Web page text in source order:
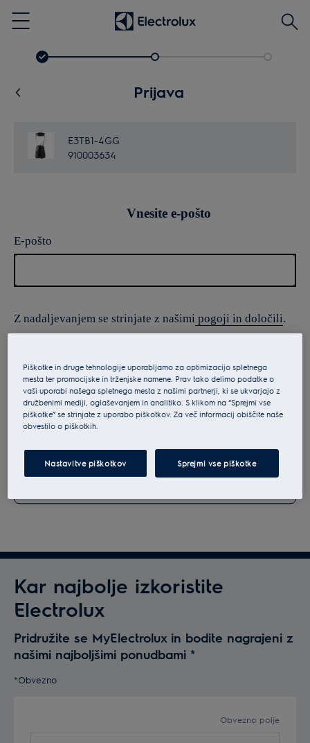
Menu
Išči
Prijava
E3TB1-4GG
910003634
Vnesite e-pošto
E-pošto
Z nadaljevanjem se strinjate z našimi pogoji in določili.
podatke, si oglejte našoizjavo o varstvu podatkov.
Kar najbolje izkoristite
Electrolux
Pridružite se MyElectrolux in bodite nagrajeni z
našimi najboljšimi ponudbami *
*Obvezno
Obvezno polje
Piškotke in druge tehnologije uporabljamo za optimizacijo spletnega
mesta ter promocijske in trženjske namene. Prav tako delimo podatke o
vaši uporabi našega spletnega mesta z našimi partnerji, ki se ukvarjajo z
družbenimi mediji, oglaševanjem in analitiko. S klikom na “Sprejmi vse
piškotke” se strinjate z uporabo piškotkov. Za več informacij obiščite naše
obvestilo o piškotkih.
Nastavitve piškotkov Sprejmi vse piškotke